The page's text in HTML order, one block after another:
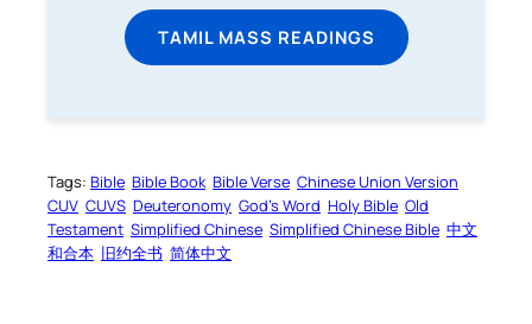
TAMIL MASS READINGS
Tags: Bible Bible Book Bible Verse Chinese Union Version
CUV CUVS Deuteronomy God’s Word Holy Bible Old
Testament Simplified Chinese Simplified Chinese Bible 中文
和合本 旧约全书 简体中文